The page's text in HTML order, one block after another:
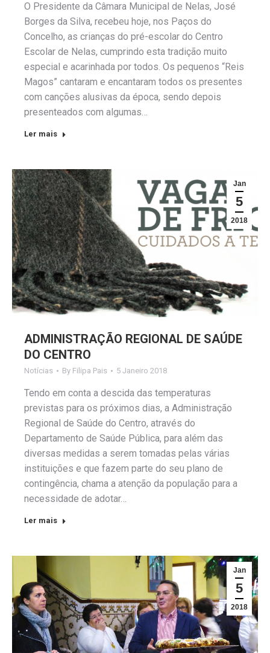
O Presidente da Câmara Municipal de Nelas, José
Borges da Silva, recebeu hoje, nos Paços do
Concelho, as crianças do pré-escolar do Centro
Escolar de Nelas, cumprindo esta tradição muito
especial e acarinhada por todos. Os pequenos “Reis
Magos” cantaram e encantaram todos os presentes
com canções alusivas da época, sendo depois
presenteados com algumas…
Ler mais
Jan
5
2018
ADMINISTRAÇÃO REGIONAL DE SAÚDE
DO CENTRO
Notícias By Filipa Pais 5 Janeiro 2018
Tendo em conta a descida das temperaturas
previstas para os próximos dias, a Administração
Regional de Saúde do Centro, através do
Departamento de Saúde Pública, para além das
diversas medidas a serem tomadas pelas várias
instituições e que fazem parte do seu plano de
contingência, chama a atenção da população para a
necessidade de adotar…
Ler mais
Jan
5
2018